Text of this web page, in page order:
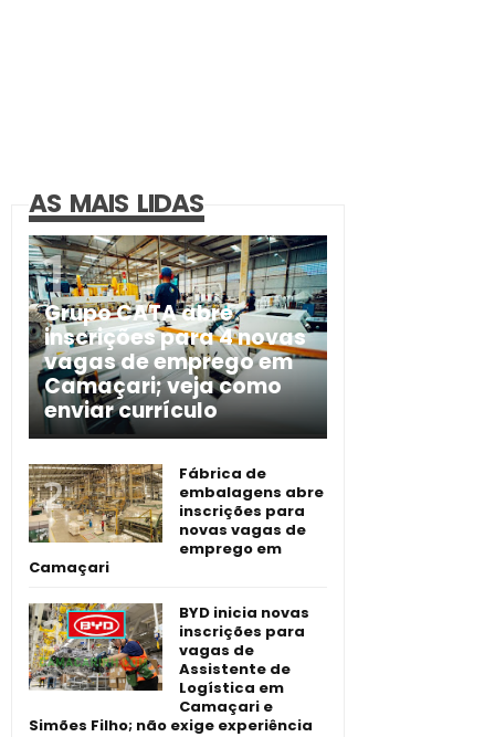
AS MAIS LIDAS
Grupo CATA abre
inscrições para 4 novas
vagas de emprego em
Camaçari; veja como
enviar currículo
Fábrica de
embalagens abre
inscrições para
novas vagas de
emprego em
Camaçari
BYD inicia novas
inscrições para
vagas de
Assistente de
Logística em
Camaçari e
Simões Filho; não exige experiência